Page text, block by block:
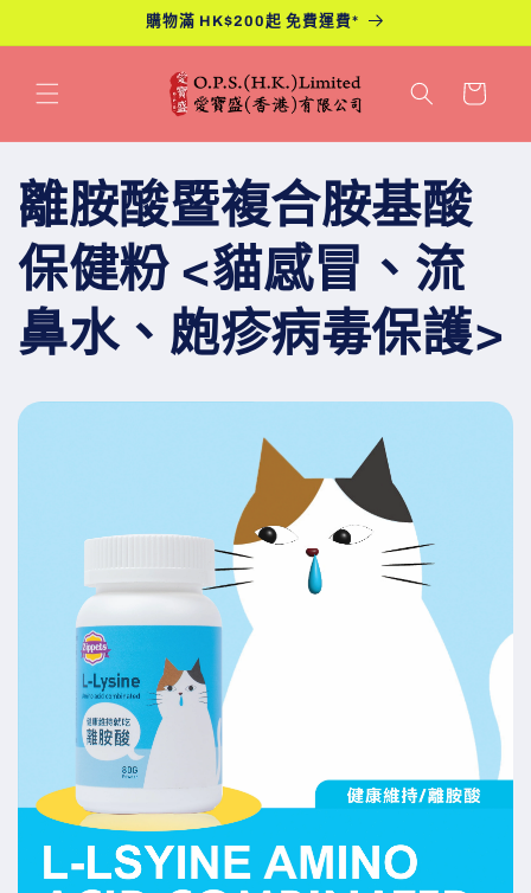
購物滿 HK$200起 免費運費*
物
離胺酸暨複合胺基酸
保健粉 <貓感冒、流
鼻水、皰疹病毒保護>